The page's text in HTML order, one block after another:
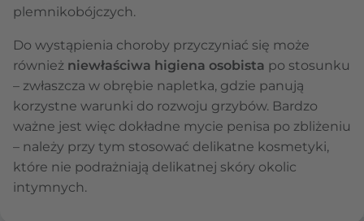
plemnikobójczych.
Do wystąpienia choroby przyczyniać się może
również niewłaściwa higiena osobista po stosunku
– zwłaszcza w obrębie napletka, gdzie panują
korzystne warunki do rozwoju grzybów. Bardzo
ważne jest więc dokładne mycie penisa po zbliżeniu
– należy przy tym stosować delikatne kosmetyki,
które nie podrażniają delikatnej skóry okolic
intymnych.